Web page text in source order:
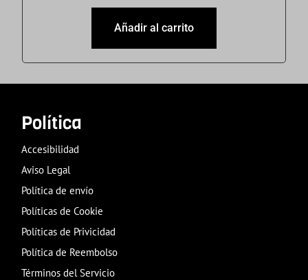
Añadir al carrito
Política
Accesibilidad
Aviso Legal
Política de envío
Políticas de Cookie
Políticas de Privicidad
Política de Reembolso
Términos del Servicio